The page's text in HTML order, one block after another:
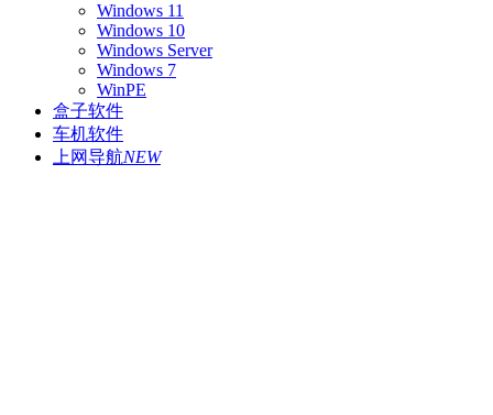
Windows 11
Windows 10
Windows Server
Windows 7
WinPE
盒子软件
车机软件
上网导航NEW